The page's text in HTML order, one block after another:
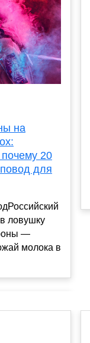
на
20
для
ловушку
—
молока в